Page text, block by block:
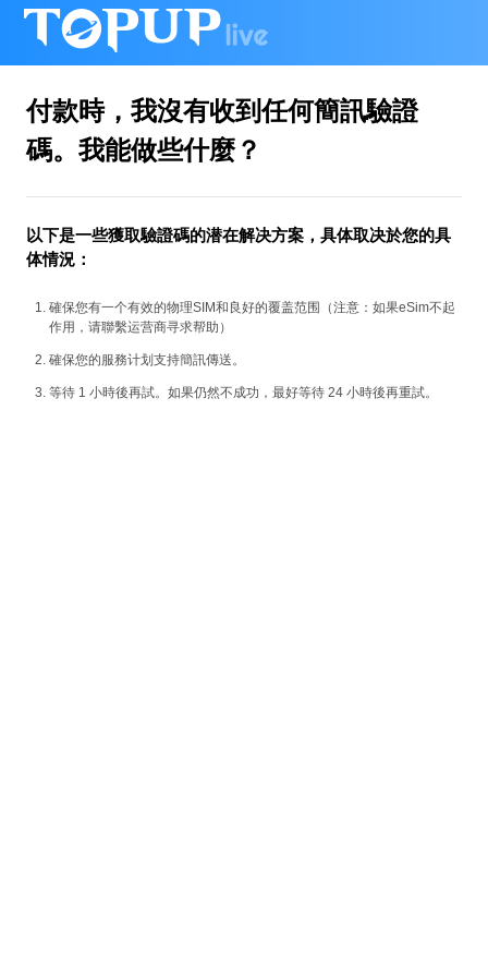
付款時，我沒有收到任何簡訊驗證
碼。我能做些什麼？
以下是一些獲取驗證碼的潜在解决方案，具体取决於您的具
体情況：
確保您有一个有效的物理SIM和良好的覆盖范围（注意：如果eSim不起
作用，请聯繫运营商寻求帮助）
確保您的服務计划支持簡訊傳送。
等待 1 小時後再試。如果仍然不成功，最好等待 24 小時後再重試。